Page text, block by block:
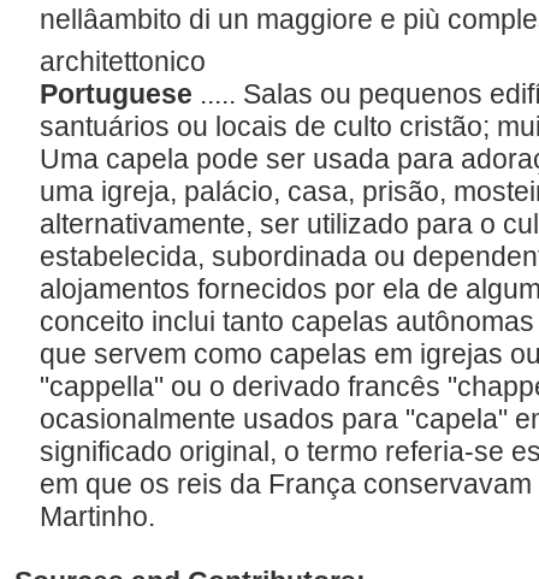
nellâambito di un maggiore e più
architettonico
Portuguese ..... Salas ou pequenos
santuários ou locais de culto cristão;
Uma capela pode ser usada para
uma igreja, palácio, casa, prisão,
alternativamente, ser utilizado para o
estabelecida, subordinada ou
alojamentos fornecidos por ela de
conceito inclui tanto capelas
que servem como capelas em igrejas
"cappella" ou o derivado francês
ocasionalmente usados para "capela"
significado original, o termo referia-se
em que os reis da França
Martinho.